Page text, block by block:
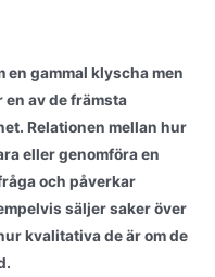
en gammal klyscha men
av de främsta
Relationen mellan hur
eller genomföra en
och påverkar
säljer saker över
kvalitativa de är om de